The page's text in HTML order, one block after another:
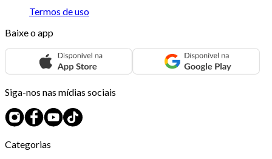
Termos de uso
Baixe o app
Siga-nos nas mídias sociais
Categorias